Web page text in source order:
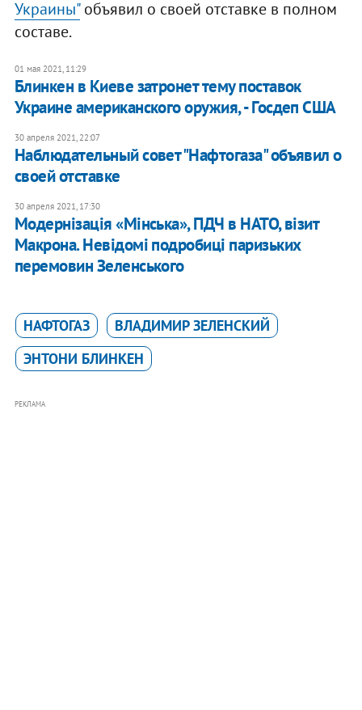
Украины"объявил о своей отставке в полном
составе.
01 мая 2021, 11:29
Блинкен в Киеве затронет тему поставок
Украине американского оружия, - Госдеп США
30 апреля 2021, 22:07
Наблюдательный совет "Нафтогаза" объявил о
своей отставке
30 апреля 2021, 17:30
Модернізація «Мінська», ПДЧ в НАТО, візит
Макрона. Невідомі подробиці паризьких
перемовин Зеленського
НАФТОГАЗ
ВЛАДИМИР ЗЕЛЕНСКИЙ
ЭНТОНИ БЛИНКЕН
РЕКЛАМА